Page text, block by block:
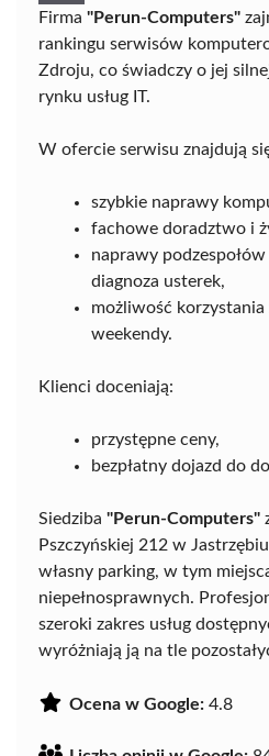
Firma "Perun-Computers"
rankingu serwisów
Zdroju, co świadczy o jej
rynku usług IT.
W ofercie serwisu znajdują
szybkie naprawy
fachowe doradztwo i
naprawy
diagnoza usterek,
możliwość korzystania
weekendy.
Klienci doceniają:
przystępne ceny,
bezpłatny dojazd do
Siedziba "Perun-Computers"
Pszczyńskiej 212 w
własny parking, w tym
niepełnosprawnych.
szeroki zakres usług
wyróżniają ją na tle
Ocena w Google: 4.8